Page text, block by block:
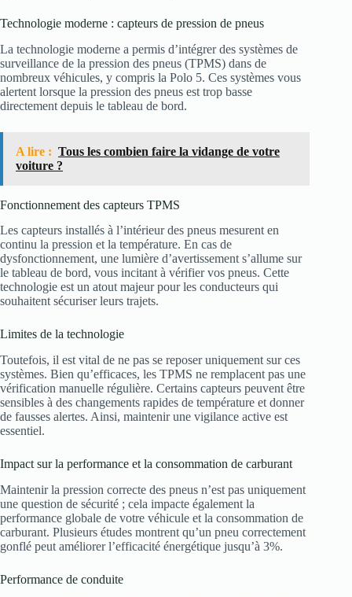
Technologie moderne : capteurs de pression de pneus
La technologie moderne a permis d’intégrer des systèmes de
surveillance de la pression des pneus (TPMS) dans de
nombreux véhicules, y compris la Polo 5. Ces systèmes vous
alertent lorsque la pression des pneus est trop basse
directement depuis le tableau de bord.
A lire : Tous les combien faire la vidange de votre
voiture ?
Fonctionnement des capteurs TPMS
Les capteurs installés à l’intérieur des pneus mesurent en
continu la pression et la température. En cas de
dysfonctionnement, une lumière d’avertissement s’allume sur
le tableau de bord, vous incitant à vérifier vos pneus. Cette
technologie est un atout majeur pour les conducteurs qui
souhaitent sécuriser leurs trajets.
Limites de la technologie
Toutefois, il est vital de ne pas se reposer uniquement sur ces
systèmes. Bien qu’efficaces, les TPMS ne remplacent pas une
vérification manuelle régulière. Certains capteurs peuvent être
sensibles à des changements rapides de température et donner
de fausses alertes. Ainsi, maintenir une vigilance active est
essentiel.
Impact sur la performance et la consommation de carburant
Maintenir la pression correcte des pneus n’est pas uniquement
une question de sécurité ; cela impacte également la
performance globale de votre véhicule et la consommation de
carburant. Plusieurs études montrent qu’un pneu correctement
gonflé peut améliorer l’efficacité énergétique jusqu’à 3%.
Performance de conduite